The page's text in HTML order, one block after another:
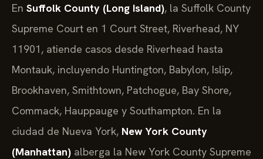
En Suffolk County (Long Island), la Suffolk County
Supreme Court en 1 Court Street, Riverhead, NY
11901, atiende casos desde Riverhead hasta
Montauk, incluyendo Huntington, Babylon, Islip,
Brookhaven, Smithtown, Patchogue, Bay Shore,
Commack, Hauppauge y Southampton. En la
ciudad de Nueva York, New York County
(Manhattan) alberga la New York County Supreme